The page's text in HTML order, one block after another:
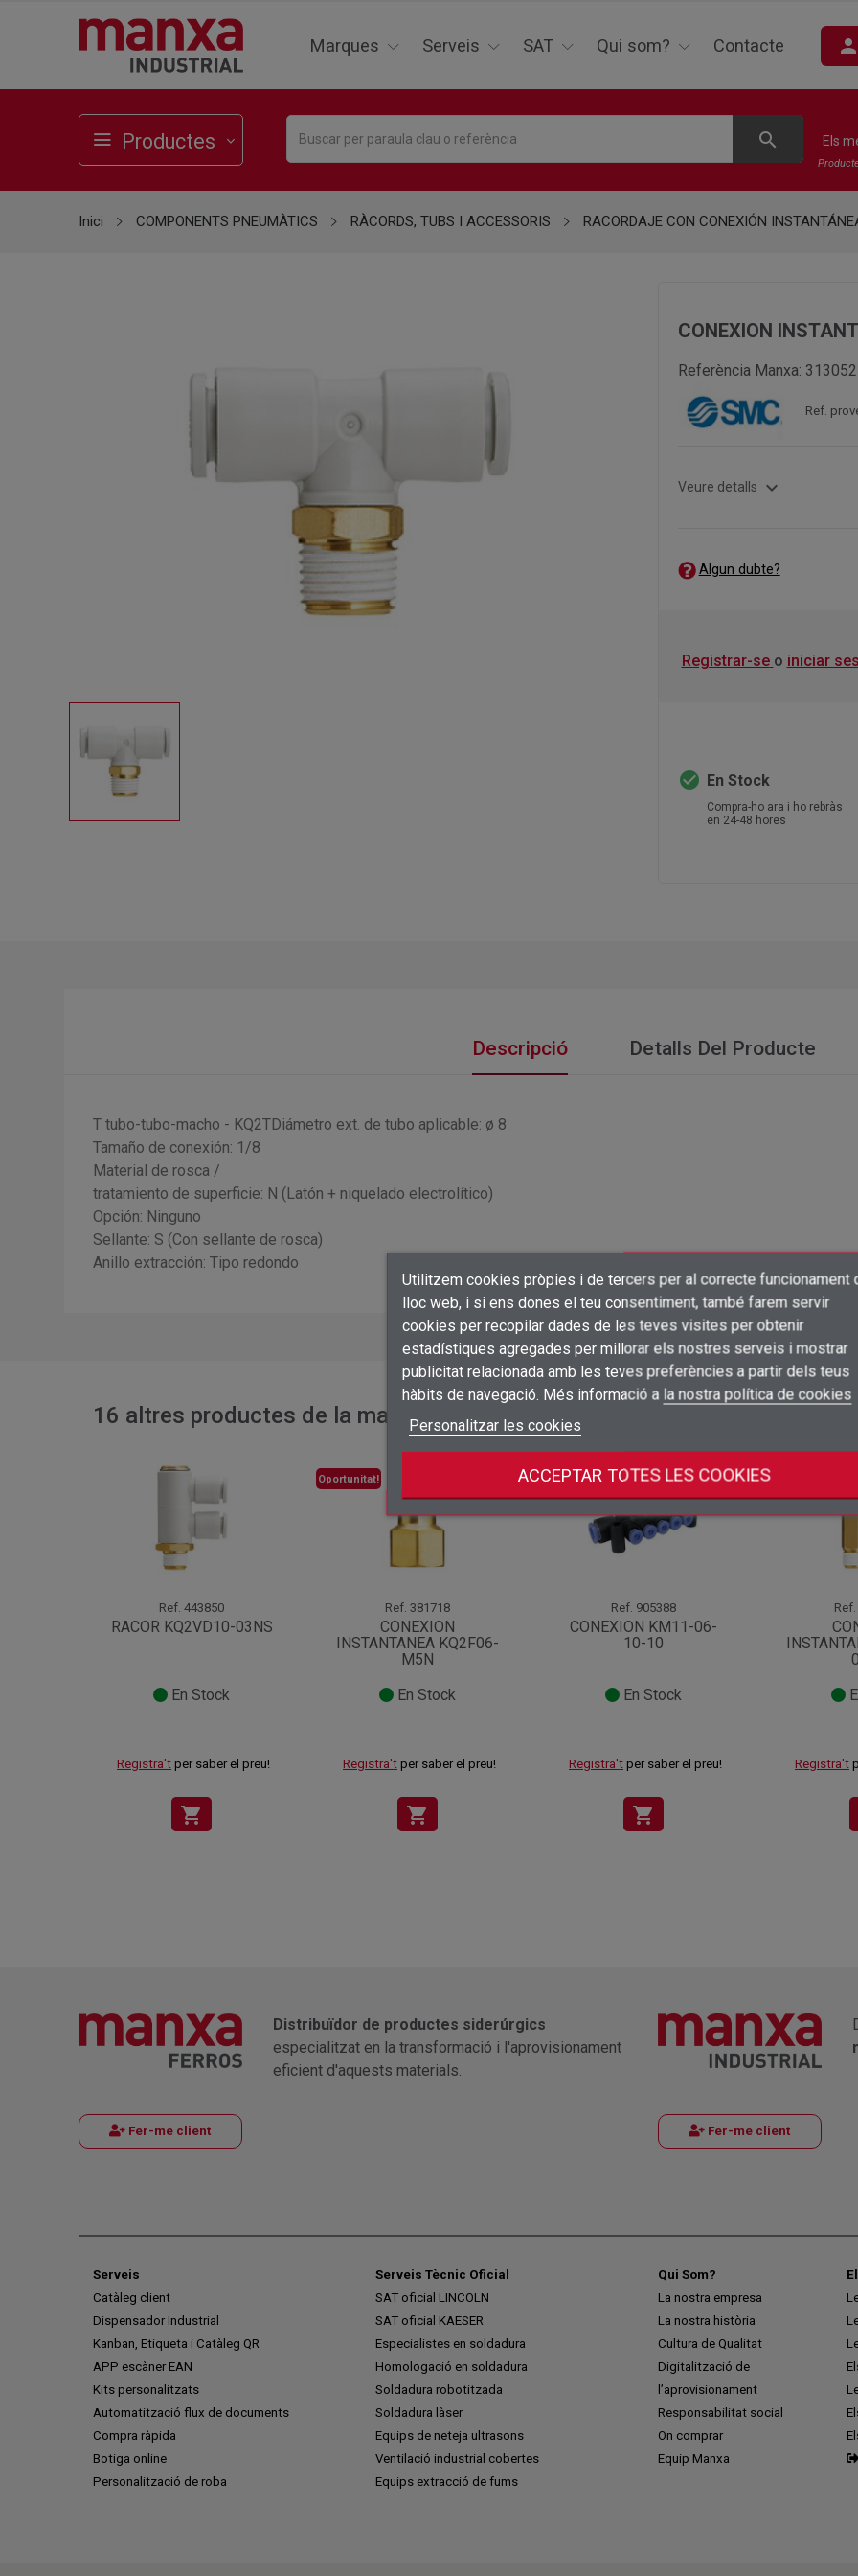
Afegir a la llista de desitjos×
add_circle_outline
Crear una llista de desitjos ×
Nom de la llista de desitjos
Crear una llista de desitjos
Connectar-se
Cal que connecteu per a desar els productes a la vostra llista de
Marques Serveis SAT Qui som? Contacte
Productes search Els
Utilitzem cookies pròpies i de tercers per al correcte funcionament
lloc web, i si ens dones el teu consentiment, també farem servir
cookies per recopilar dades de les teves visites per obtenir
estadístiques agregades per millorar els nostres serveis i mostrar
publicitat relacionada amb les teves preferències a partir dels teus
hàbits de navegació. Més informació a la nostra política de cookies
Personalitzar les cookies
ACCEPTAR TOTES LES COOKIES
Inici COMPONENTS PNEUMÀTICS RÀCORDS, TUBS I ACCESSORIS RACORDAJE CON CONEXIÓN
CONEXION
Referència Manxa: 313052
Ref.
Veure detalls expand_more
Algun dubte?
Registrar-se o iniciar
check_circle En Stock
Compra-ho ara i ho rebràs
en 24-48 hores
Descripció Detalls Del Producte
T tubo-tubo-macho - KQ2TDiámetro ext. de tubo aplicable: ø 8
Tamaño de conexión: 1/8
Material de rosca /
tratamiento de superficie: N (Latón + niquelado electrolítico)
Opción: Ninguno
Sellante: S (Con sellante de rosca)
Anillo extracción: Tipo redondo
16 altres productes de la mateixa categoria:
Ref. 443850
RACOR KQ2VD10-03NS
En Stock
Registra't per saber el preu!
shopping_cart
Oportunitat!
Ref. 381718
CONEXION
INSTANTANEA KQ2F06-
M5N
En Stock
Registra't per saber el preu!
shopping_cart
Ref. 905388
CONEXION KM11-06-
10-10
En Stock
Registra't per saber el preu!
shopping_cart
Oportunitat!
Ref.
Registra't
Fer-me client
Distribuïdor de productes siderúrgics
especialitzat en la transformació i l'aprovisionament
eficient d'aquests materials.
Fer-me client
Serveis
Catàleg client
Dispensador Industrial
Kanban, Etiqueta i Catàleg QR
APP escàner EAN
Kits personalitzats
Automatització flux de documents
Compra ràpida
Botiga online
Personalització de roba
Serveis Tècnic Oficial
SAT oficial LINCOLN
SAT oficial KAESER
Especialistes en soldadura
Homologació en soldadura
Soldadura robotitzada
Soldadura làser
Equips de neteja ultrasons
Ventilació industrial cobertes
Equips extracció de fums
Qui Som?
La nostra empresa
La nostra història
Cultura de Qualitat
Digitalització de
l’aprovisionament
Responsabilitat social
On comprar
Equip Manxa